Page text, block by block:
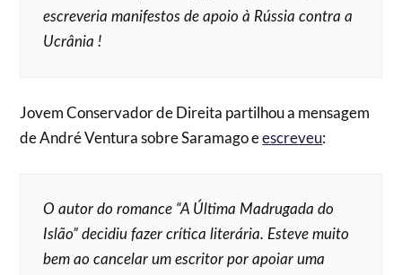
escreveria manifestos de apoio à Rússia contra a
Ucrânia !
Jovem Conservador de Direita partilhou a mensagem
de André Ventura sobre Saramago eescreveu:
O autor do romance “A Última Madrugada do
Islão” decidiu fazer crítica literária. Esteve muito
bem ao cancelar um escritor por apoiar uma